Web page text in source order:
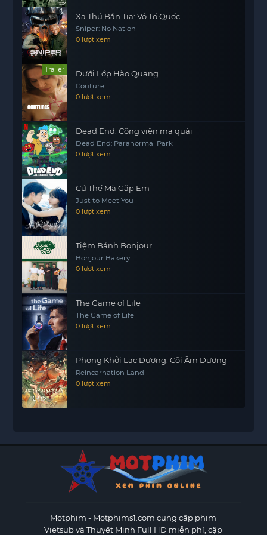
trách nhiệm của một người mẹ bắt đầu diễn ra.
Bà mẹ cố gắng tìm cách để khuyên bảo con gái,
nhưng dường như sự ảnh hưởng của nhóm bạn
quá mạnh mẽ. Liệu bà có thể cứu con gái mình
khỏi những mối nguy hiểm tiềm tàng này?
“Nhóm Bạn Bất Hảo” không chỉ đơn thuần là câu
chuyện về tình bạn, mà còn là bài học về sự lựa
chọn và hậu quả của những quyết định mà
chúng ta đưa ra. Bà mẹ đơn thân phải đối mặt với
một thử thách lớn, và câu chuyện sẽ dẫn dắt
người xem qua nhiều cung bậc cảm xúc khác
nhau.
Xạ Thủ Bắn Tỉa: Vô Tổ Quốc
Sniper: No Nation
0 lượt xem
Trailer Dưới Lớp Hào Quang
Couture
0 lượt xem
Dead End: Công viên ma quái
Dead End: Paranormal Park
0 lượt xem
Cứ Thế Mà Gặp Em
Just to Meet You
0 lượt xem
Tiệm Bánh Bonjour
Bonjour Bakery
0 lượt xem
The Game of Life
The Game of Life
0 lượt xem
Phong Khởi Lạc Dương: Cõi Âm Dương
Reincarnation Land
0 lượt xem
Motphim - Motphims1.com cung cấp phim
Vietsub và Thuyết Minh Full HD miễn phí, cập